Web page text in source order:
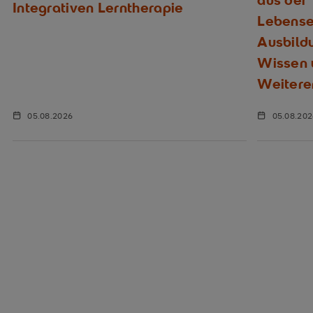
Integrativen Lerntherapie
05.08.2026
Wissen